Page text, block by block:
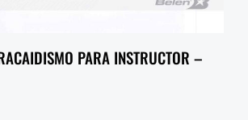
PARA INSTRUCTOR –